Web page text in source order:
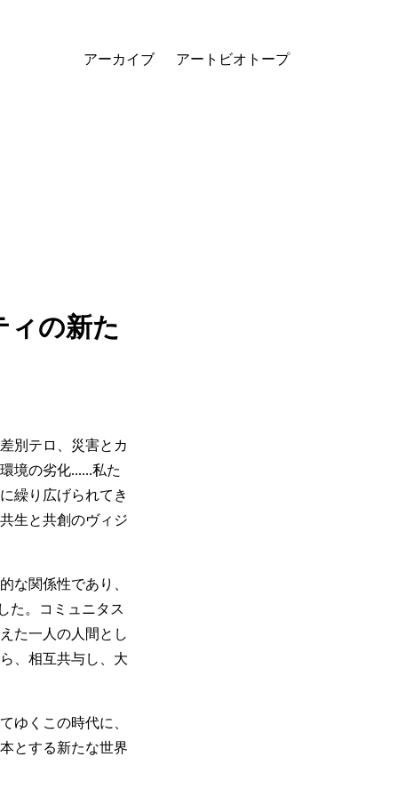
アーカイブ アートビオトープ
ィの新た
別テロ、災害とカ
境の劣化......私た
繰り広げられてき
生と共創のヴィジ
な関係性であり、
た。コミュニタス
た一人の人間とし
、相互共与し、大
ゆくこの時代に、
とする新たな世界